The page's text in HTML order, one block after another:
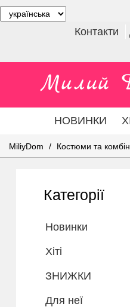
Контакти
НОВИНКИ
MiliyDom Костюми та
Категорії
Новинки
Хіті
ЗНИЖКИ
Для неї